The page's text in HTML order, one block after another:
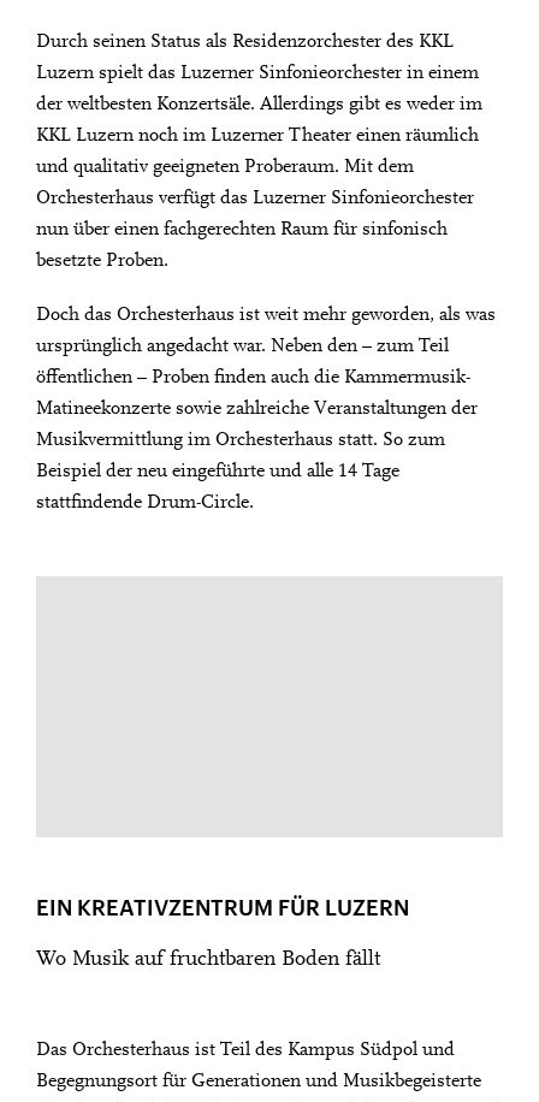
Durch seinen Status als Residenzorchester des KKL
Luzern spielt das Luzerner Sinfonieorchester in einem
der weltbesten Konzertsäle. Allerdings gibt es weder im
KKL Luzern noch im Luzerner Theater einen räumlich
und qualitativ geeigneten Proberaum. Mit dem
Orchesterhaus verfügt das Luzerner Sinfonieorchester
nun über einen fachgerechten Raum für sinfonisch
besetzte Proben.
Doch das Orchesterhaus ist weit mehr geworden, als was
ursprünglich angedacht war. Neben den – zum Teil
öffentlichen – Proben finden auch die Kammermusik-
Matineekonzerte sowie zahlreiche Veranstaltungen der
Musikvermittlung im Orchesterhaus statt. So zum
Beispiel der neu eingeführte und alle 14 Tage
stattfindende Drum-Circle.
EIN KREATIVZENTRUM FÜR LUZERN
Wo Musik auf fruchtbaren Boden fällt
Das Orchesterhaus ist Teil des Kampus Südpol und
Begegnungsort für Generationen und Musikbegeisterte